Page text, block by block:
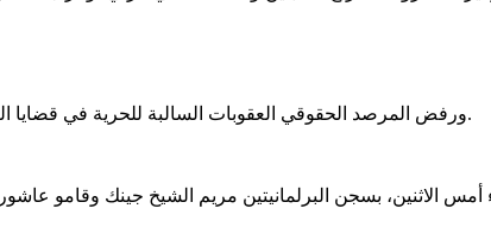
ورفض المرصد الحقوقي العقوبات السالبة للحرية في قضايا النشر والتعبير، داعيا إلى احترام الحصانة النيابية كضمانة دستورية أصيلة.
الاثنين، بسجن البرلمانيتين مريم الشيخ جينك وقامو